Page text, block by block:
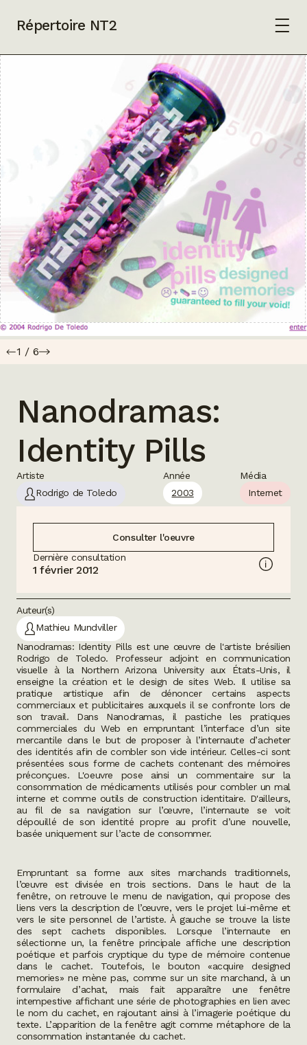
Répertoire NT2
1 / 6
Nanodramas:
Identity Pills
Artiste
Rodrigo de Toledo
Année
2003
Média
Internet
Consulter l'oeuvre
Dernière consultation
1 février 2012
Auteur(s)
Mathieu Mundviller
Nanodramas: Identity Pills est une œuvre de l'artiste brésilien
Rodrigo de Toledo. Professeur adjoint en communication
visuelle à la Northern Arizona University aux États-Unis, il
enseigne la création et le design de sites Web. Il utilise sa
pratique artistique afin de dénoncer certains aspects
commerciaux et publicitaires auxquels il se confronte lors de
son travail. Dans Nanodramas, il pastiche les pratiques
commerciales du Web en empruntant l’interface d’un site
mercantile dans le but de proposer à l’internaute d’acheter
des identités afin de combler son vide intérieur. Celles-ci sont
présentées sous forme de cachets contenant des mémoires
préconçues. L'oeuvre pose ainsi un commentaire sur la
consommation de médicaments utilisés pour combler un mal
interne et comme outils de construction identitaire. D'ailleurs,
au fil de sa navigation sur l’œuvre, l’internaute se voit
dépouillé de son identité propre au profit d’une nouvelle,
basée uniquement sur l’acte de consommer.
Empruntant sa forme aux sites marchands traditionnels,
l’œuvre est divisée en trois sections. Dans le haut de la
fenêtre, on retrouve le menu de navigation, qui propose des
liens vers la description de l’œuvre, vers le projet lui-même et
vers le site personnel de l’artiste. À gauche se trouve la liste
des sept cachets disponibles. Lorsque l’internaute en
sélectionne un, la fenêtre principale affiche une description
poétique et parfois cryptique du type de mémoire contenue
dans le cachet. Toutefois, le bouton «acquire designed
memories» ne mène pas, comme sur un site marchand, à un
formulaire d’achat, mais fait apparaître une fenêtre
intempestive affichant une série de photographies en lien avec
le nom du cachet, en rajoutant ainsi à l’imagerie poétique du
texte. L’apparition de la fenêtre agit comme métaphore de la
consommation instantanée du cachet.